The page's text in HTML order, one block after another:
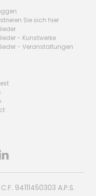
Sie sich hier
- Kunstwerke
- Veranstaltungen
94111450303 A.P.S.